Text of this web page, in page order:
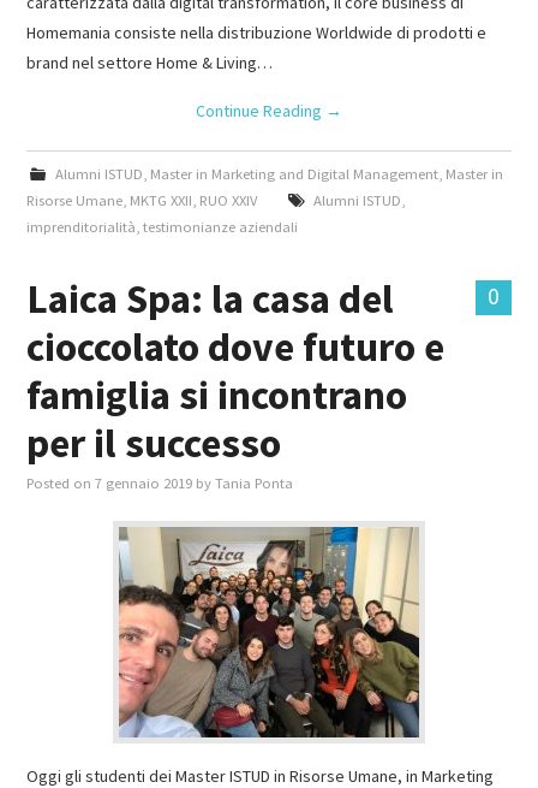
Homemania consiste nella distribuzione Worldwide di prodotti e
brand nel settore Home & Living…
Continue Reading →
Alumni ISTUD Master in Marketing and Digital Management, Master in
Risorse Umane MKTG XXII RUO XXIV Alumni ISTUD
imprenditorialità ,testimonianze aziendali
0
Laica Spa: la casa del
cioccolato dove futuro e
famiglia si incontrano
per il successo
Posted on7 gennaio 2019 byTania Ponta
Oggi gli studenti dei Master ISTUD in Risorse Umane, in Marketing